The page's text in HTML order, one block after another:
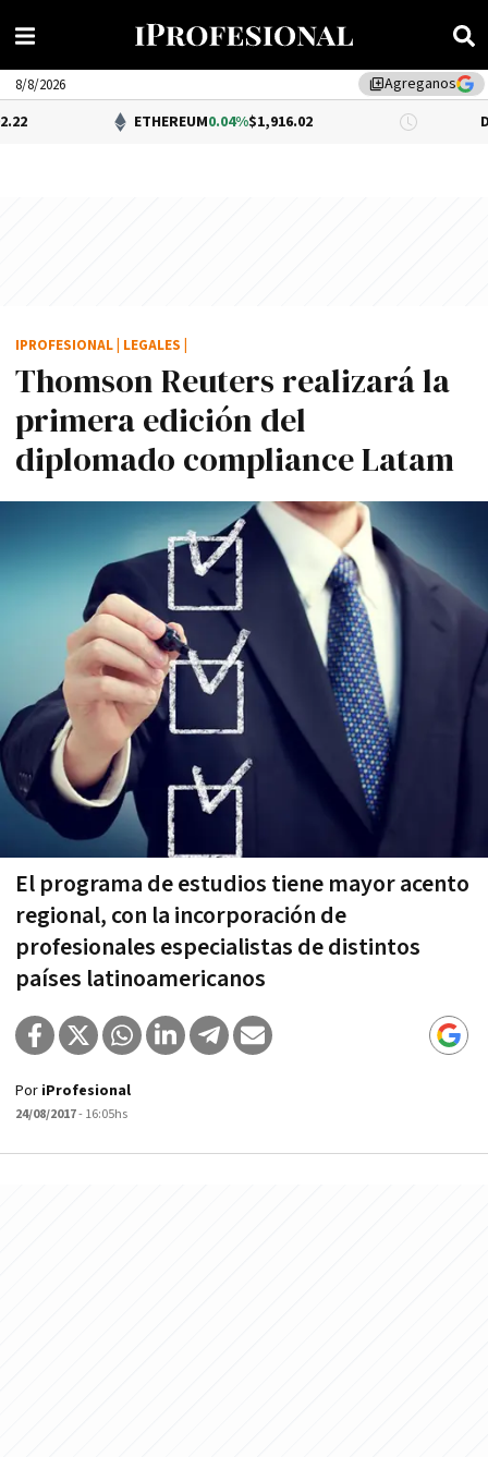
library_addAgreganos
8/8/2026
ETHEREUM0.04%$1,916.02 DÓLAR BNA
Thomson Reuters realizará la
primera edición del
diplomado compliance Latam
El programa de estudios tiene mayor acento
regional, con la incorporación de
profesionales especialistas de distintos
países latinoamericanos
IPROFESIONAL LEGALES
Por iProfesional
24/08/2017- 16:05hs